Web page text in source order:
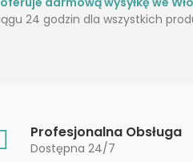
24 godzin dla wszystkich
Profesjonalna Obsługa
Dostępna 24/7